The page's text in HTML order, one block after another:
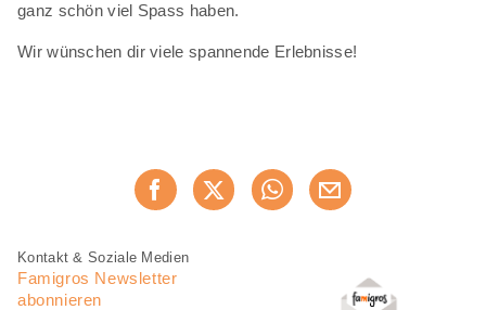
ganz schön viel Spass haben.
Wir wünschen dir viele spannende Erlebnisse!
Jetzt weiterempfehlen
Fusszeile
Fusszeile
Navigation
Kontakt & Soziale Medien
Famigros Newsletter
abonnieren